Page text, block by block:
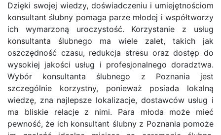
Dzięki swojej wiedzy, doświadczeniu i umiejętnościom
konsultant ślubny pomaga parze młodej i współtworzy
ich wymarzoną uroczystość. Korzystanie z usług
konsultanta ślubnego ma wiele zalet, takich jak
oszczędność czasu, redukcja stresu oraz dostęp do
wysokiej jakości usług i profesjonalnego doradztwa.
Wybór konsultanta ślubnego z Poznania jest
szczególnie korzystny, ponieważ posiada lokalną
wiedzę, zna najlepsze lokalizacje, dostawców usług i
ma bliskie relacje z nimi. Para młoda może mieć
pewność, że ich konsultant ślubny z Poznania pomoże